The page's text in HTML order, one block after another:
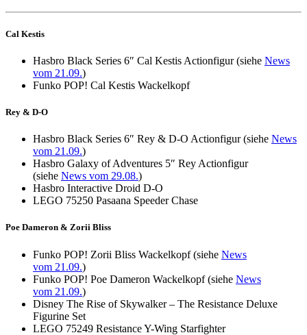
Cal Kestis
Hasbro Black Series 6″ Cal Kestis Actionfigur (siehe News
vom 21.09.)
Funko POP! Cal Kestis Wackelkopf
Rey & D-O
Hasbro Black Series 6″ Rey & D-O Actionfigur (siehe News
vom 21.09.)
Hasbro Galaxy of Adventures 5″ Rey Actionfigur
(siehe News vom 29.08.)
Hasbro Interactive Droid D-O
LEGO 75250 Pasaana Speeder Chase
Poe Dameron & Zorii Bliss
Funko POP! Zorii Bliss Wackelkopf (siehe News
vom 21.09.)
Funko POP! Poe Dameron Wackelkopf (siehe News
vom 21.09.)
Disney The Rise of Skywalker – The Resistance Deluxe
Figurine Set
LEGO 75249 Resistance Y-Wing Starfighter